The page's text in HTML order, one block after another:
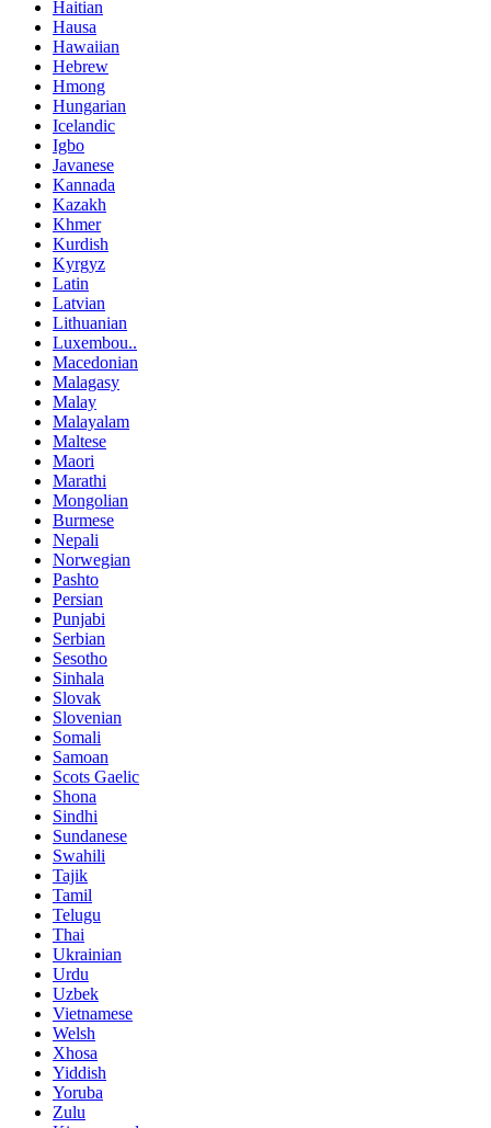
Haitian
Hausa
Hawaiian
Hebrew
Hmong
Hungarian
Icelandic
Igbo
Javanese
Kannada
Kazakh
Khmer
Kurdish
Kyrgyz
Latin
Latvian
Lithuanian
Luxembou..
Macedonian
Malagasy
Malay
Malayalam
Maltese
Maori
Marathi
Mongolian
Burmese
Nepali
Norwegian
Pashto
Persian
Punjabi
Serbian
Sesotho
Sinhala
Slovak
Slovenian
Somali
Samoan
Scots Gaelic
Shona
Sindhi
Sundanese
Swahili
Tajik
Tamil
Telugu
Thai
Ukrainian
Urdu
Uzbek
Vietnamese
Welsh
Xhosa
Yiddish
Yoruba
Zulu